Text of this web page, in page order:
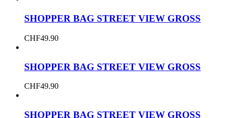
SHOPPER BAG STREET VIEW GROSS
CHF49.90
SHOPPER BAG STREET VIEW GROSS
CHF49.90
SHOPPER BAG STREET VIEW GROSS